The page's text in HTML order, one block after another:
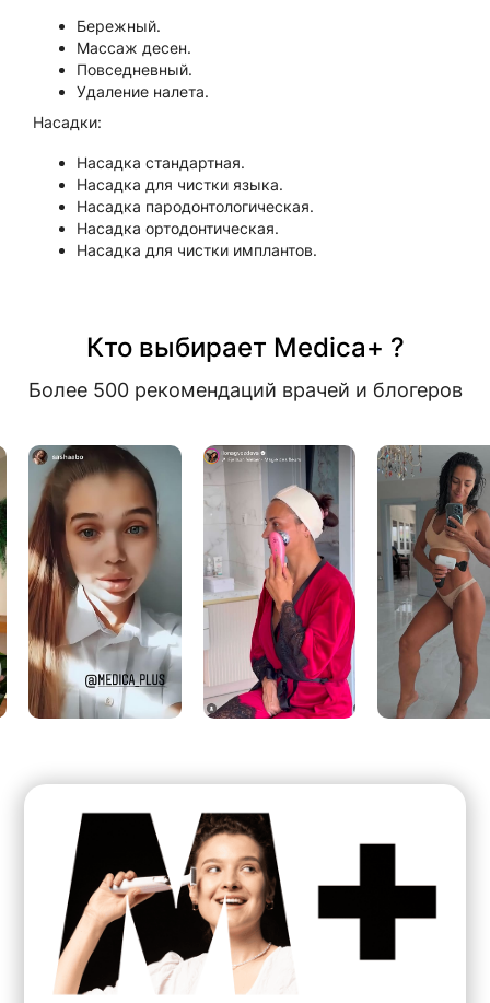
Бережный.
Массаж десен.
Повседневный.
Удаление налета.
Насадки:
Насадка стандартная.
Насадка для чистки языка.
Насадка пародонтологическая.
Насадка ортодонтическая.
Насадка для чистки имплантов.
Кто выбирает Medica+ ?
Более 500 рекомендаций врачей и блогеров